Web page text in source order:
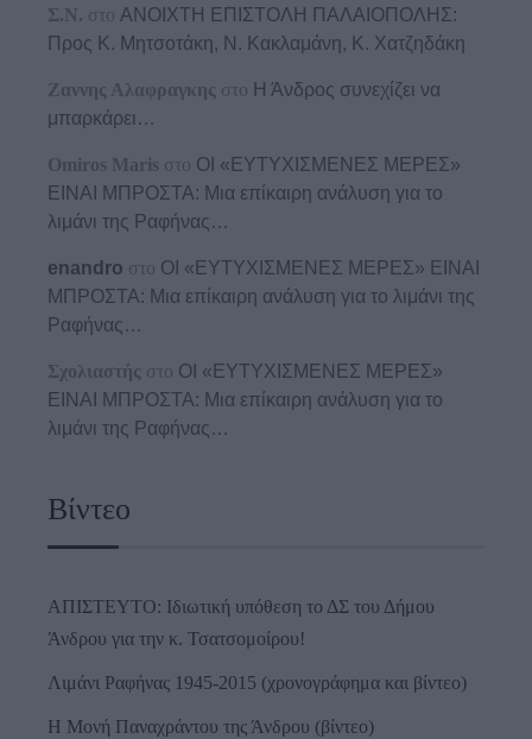
Σ.Ν. στο ΑΝΟΙΧΤΗ ΕΠΙΣΤΟΛΗ ΠΑΛΑΙΟΠΟΛΗΣ:
Προς K. Μητσοτάκη, N. Κακλαμάνη, K. Χατζηδάκη
Ζαννης Αλαφραγκης στο Η Άνδρος συνεχίζει να
μπαρκάρει…
Omiros Maris στο ΟΙ «ΕΥΤΥΧΙΣΜΕΝΕΣ ΜΕΡΕΣ»
ΕΙΝΑΙ ΜΠΡΟΣΤΑ: Μια επίκαιρη ανάλυση για το
λιμάνι της Ραφήνας…
enandro στο ΟΙ «ΕΥΤΥΧΙΣΜΕΝΕΣ ΜΕΡΕΣ» ΕΙΝΑΙ
ΜΠΡΟΣΤΑ: Μια επίκαιρη ανάλυση για το λιμάνι της
Ραφήνας…
Σχολιαστής στο ΟΙ «ΕΥΤΥΧΙΣΜΕΝΕΣ ΜΕΡΕΣ»
ΕΙΝΑΙ ΜΠΡΟΣΤΑ: Μια επίκαιρη ανάλυση για το
λιμάνι της Ραφήνας…
Βίντεο
ΑΠΙΣΤΕΥΤΟ: Ιδιωτική υπόθεση το ΔΣ του Δήμου
Άνδρου για την κ. Τσατσομοίρου!
Λιμάνι Ραφήνας 1945-2015 (χρονογράφημα και βίντεο)
Η Μονή Παναχράντου της Άνδρου (βίντεο)